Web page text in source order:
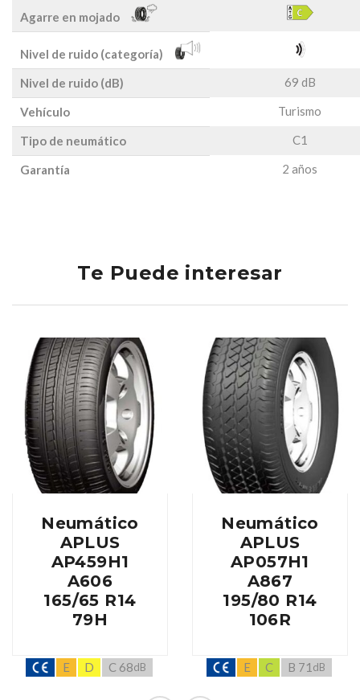
Agarre en mojado
Nivel de ruido (categoría)
Nivel de ruido (dB)
69 dB
Vehículo Turismo
Tipo de neumático C1
Garantía 2 años
Te Puede interesar
Neumático
APLUS
AP459H1
A606
165/65 R14
79H
E D C 68dB
Neumático
APLUS
AP057H1
A867
195/80 R14
106R
E C B 71 dB